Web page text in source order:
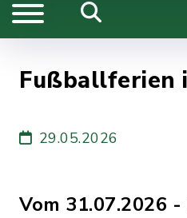
Fußballferien
29.05.2026
Vom 31.07.2026